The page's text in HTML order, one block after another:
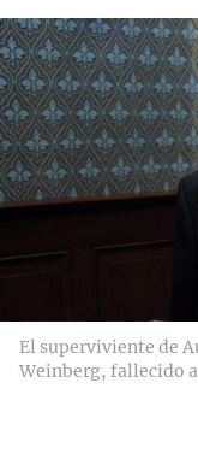
El superviviente de
Weinberg, fallecido a